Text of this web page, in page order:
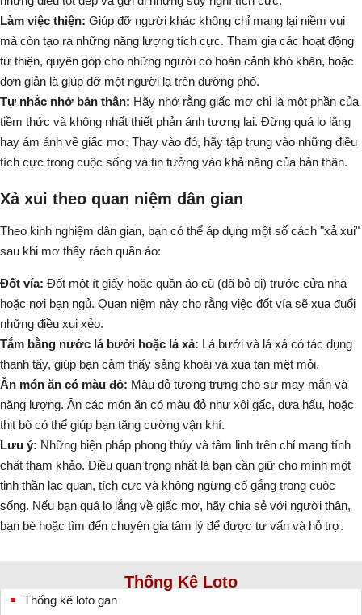
Làm việc thiện: Giúp đỡ người khác không chỉ mang lại niềm vui
mà còn tạo ra những năng lượng tích cực. Tham gia các hoạt động
từ thiện, quyên góp cho những người có hoàn cảnh khó khăn, hoặc
đơn giản là giúp đỡ một người lạ trên đường phố.
Tự nhắc nhở bản thân: Hãy nhớ rằng giấc mơ chỉ là một phần của
tiềm thức và không nhất thiết phản ánh tương lai. Đừng quá lo lắng
hay ám ảnh về giấc mơ. Thay vào đó, hãy tập trung vào những điều
tích cực trong cuộc sống và tin tưởng vào khả năng của bản thân.
Xả xui theo quan niệm dân gian
Theo kinh nghiệm dân gian, bạn có thể áp dụng một số cách "xả xui"
sau khi mơ thấy rách quần áo:
Đốt vía: Đốt một ít giấy hoặc quần áo cũ (đã bỏ đi) trước cửa nhà
hoặc nơi bạn ngủ. Quan niệm này cho rằng việc đốt vía sẽ xua đuổi
những điều xui xẻo.
Tắm bằng nước lá bưởi hoặc lá xả: Lá bưởi và lá xả có tác dụng
thanh tẩy, giúp bạn cảm thấy sảng khoái và xua tan mệt mỏi.
Ăn món ăn có màu đỏ: Màu đỏ tượng trưng cho sự may mắn và
năng lượng. Ăn các món ăn có màu đỏ như xôi gấc, dưa hấu, hoặc
thịt bò có thể giúp bạn tăng cường vận khí.
Lưu ý: Những biện pháp phong thủy và tâm linh trên chỉ mang tính
chất tham khảo. Điều quan trọng nhất là bạn cần giữ cho mình một
tinh thần lạc quan, tích cực và không ngừng cố gắng trong cuộc
sống. Nếu bạn quá lo lắng về giấc mơ, hãy chia sẻ với người thân,
bạn bè hoặc tìm đến chuyên gia tâm lý để được tư vấn và hỗ trợ.
Thống Kê Loto
Thống kê loto gan